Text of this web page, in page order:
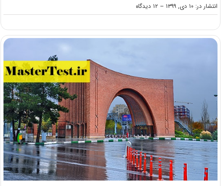
انتشار در: ۱۰ دی, ۱۳۹۹ -- ۱۲ دیدگاه
on
پذیرش
بدون
خمینی
قزوین